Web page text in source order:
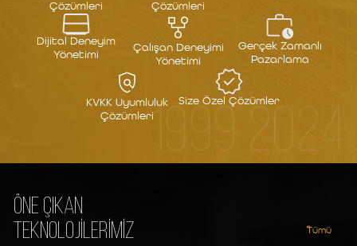
Çözümleri
Çözümleri
Dijital Deneyim
Yönetimi
Çalışan Deneyimi
Yönetimi
Gerçek Zamanlı
Pazarlama
KVKK Uyumluluk
Çözümleri
Size Özel Çözümler
1999 2024
ÖNE ÇIKAN
TEKNOLOJİLERİMİZ
Tümü